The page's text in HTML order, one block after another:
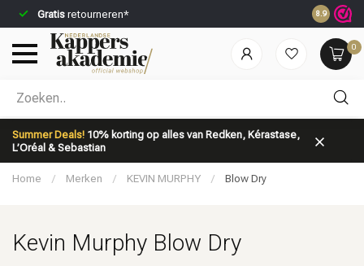
Gratis retourneren* Voor
8.9
0
Summer Deals! 10% korting op alles van Redken, Kérastase,
L’Oréal & Sebastian
Welke categorie ben jij naar op zoek?
Haarverzorging
Home / Merken / KEVIN MURPHY / Blow Dry
Kevin Murphy Blow Dry